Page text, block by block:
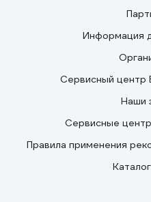
Информация
Сервисный центр
Наши
Сервисные
Правила применения